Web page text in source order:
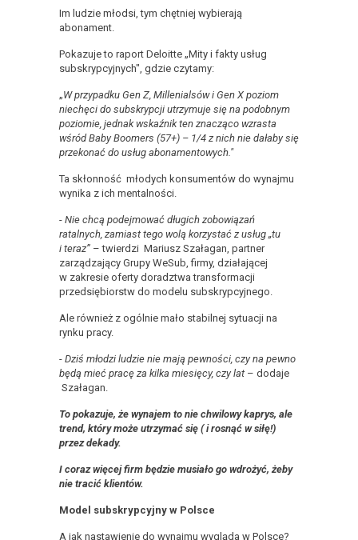
Im ludzie młodsi, tym chętniej wybierają
abonament.
Pokazuje to raport Deloitte „Mity i fakty usług
subskrypcyjnych", gdzie czytamy:
„W przypadku Gen Z, Millenialsów i Gen X poziom
niechęci do subskrypcji utrzymuje się na podobnym
poziomie, jednak wskaźnik ten znacząco wzrasta
wśród Baby Boomers (57+) – 1/4 z nich nie dałaby się
przekonać do usług abonamentowych."
Ta skłonność młodych konsumentów do wynajmu
wynika z ich mentalności.
- Nie chcą podejmować długich zobowiązań
ratalnych, zamiast tego wolą korzystać z usług „tu
i teraz” – twierdzi Mariusz Szałagan, partner
zarządzający Grupy WeSub, firmy, działającej
w zakresie oferty doradztwa transformacji
przedsiębiorstw do modelu subskrypcyjnego.
Ale również z ogólnie mało stabilnej sytuacji na
rynku pracy.
- Dziś młodzi ludzie nie mają pewności, czy na pewno
będą mieć pracę za kilka miesięcy, czy lat – dodaje
Szałagan.
To pokazuje, że wynajem to nie chwilowy kaprys, ale
trend, który może utrzymać się ( i rosnąć w siłę!)
przez dekady.
I coraz więcej firm będzie musiało go wdrożyć, żeby
nie tracić klientów.
Model subskrypcyjny w Polsce
A jak nastawienie do wynajmu wygląda w Polsce?